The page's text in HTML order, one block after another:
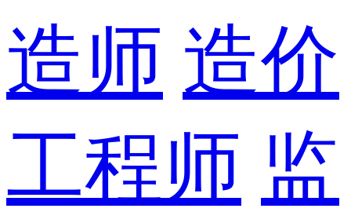
造师 造价
工程师 监